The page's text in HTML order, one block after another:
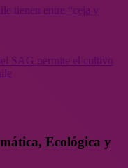
tienen entre “ceja y
SAG permite el cultivo
Ecológica y